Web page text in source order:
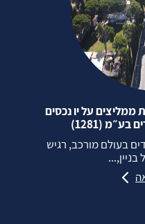
על יו נכסים
(1281)
בעולם מורכב, רגיש